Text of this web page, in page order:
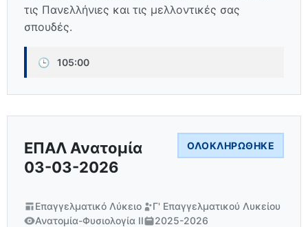
τις Πανελλήνιες και τις μελλοντικές σας
σπουδές.
🕒 105:00
ΕΠΑΛ Ανατομία
03-03-2026
ΟΛΟΚΛΗΡΏΘΗΚΕ
Επαγγελματικό Λύκειο
Γ' Επαγγελματικού Λυκείου
Ανατομία-Φυσιολογία ΙΙ
2025-2026